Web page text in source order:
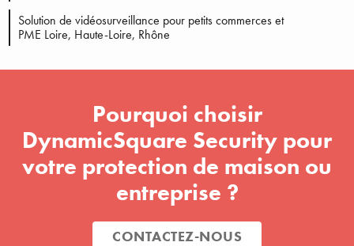
Solution de vidéosurveillance pour petits commerces et
PME Loire, Haute-Loire, Rhône
Pourquoi choisir
DynamicSquare Security pour
votre protection de maison ou
entreprise ?
CONTACTEZ-NOUS